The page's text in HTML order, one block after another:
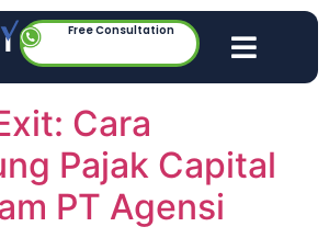
Free Consultation
Cara
Pajak Capital
PT Agensi